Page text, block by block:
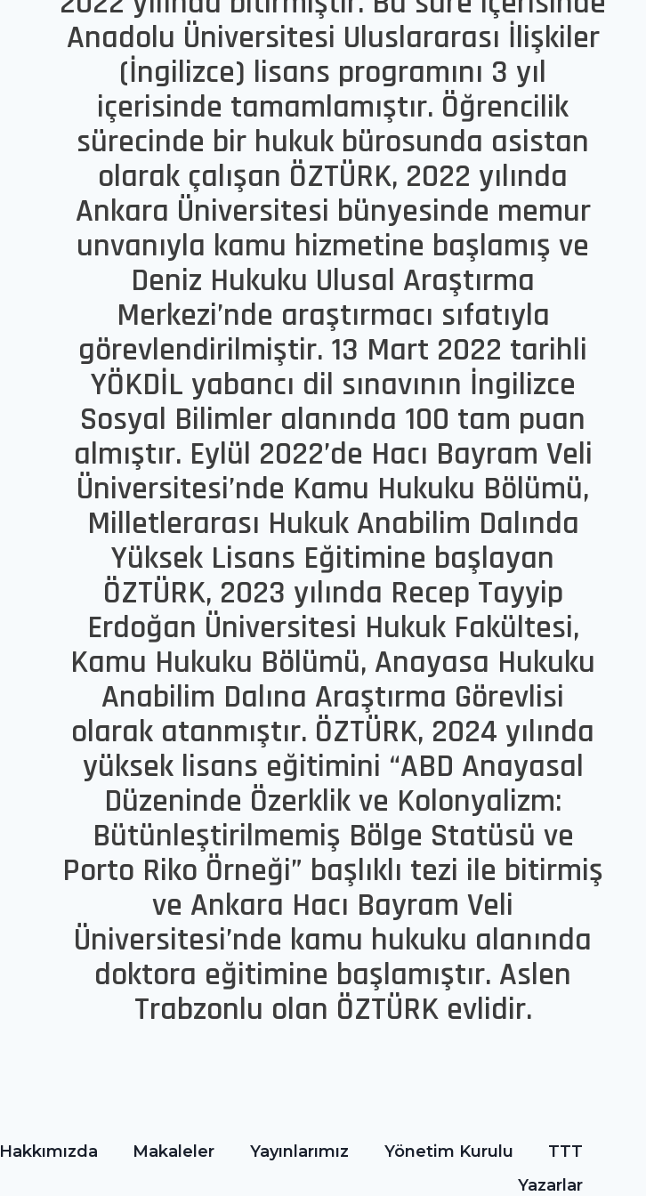
Anadolu Üniversitesi Uluslararası İlişkiler
(İngilizce) lisans programını 3 yıl
içerisinde tamamlamıştır. Öğrencilik
sürecinde bir hukuk bürosunda asistan
olarak çalışan ÖZTÜRK, 2022 yılında
Ankara Üniversitesi bünyesinde memur
unvanıyla kamu hizmetine başlamış ve
Deniz Hukuku Ulusal Araştırma
Merkezi’nde araştırmacı sıfatıyla
görevlendirilmiştir. 13 Mart 2022 tarihli
YÖKDİL yabancı dil sınavının İngilizce
Sosyal Bilimler alanında 100 tam puan
almıştır. Eylül 2022’de Hacı Bayram Veli
Üniversitesi’nde Kamu Hukuku Bölümü,
Milletlerarası Hukuk Anabilim Dalında
Yüksek Lisans Eğitimine başlayan
ÖZTÜRK, 2023 yılında Recep Tayyip
Erdoğan Üniversitesi Hukuk Fakültesi,
Kamu Hukuku Bölümü, Anayasa Hukuku
Anabilim Dalına Araştırma Görevlisi
olarak atanmıştır. ÖZTÜRK, 2024 yılında
yüksek lisans eğitimini “ABD Anayasal
Düzeninde Özerklik ve Kolonyalizm:
Bütünleştirilmemiş Bölge Statüsü ve
Porto Riko Örneği” başlıklı tezi ile bitirmiş
ve Ankara Hacı Bayram Veli
Üniversitesi’nde kamu hukuku alanında
doktora eğitimine başlamıştır. Aslen
Trabzonlu olan ÖZTÜRK evlidir.
Hakkımızda Makaleler Yayınlarımız Yönetim Kurulu
TTT
Yazarlar